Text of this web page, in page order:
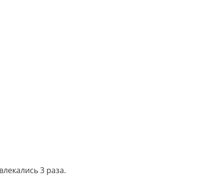
3 раза.